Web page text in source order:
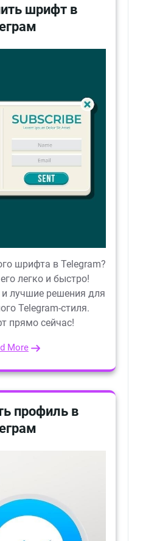
шрифт в
шрифта в Telegram?
легко и быстро!
лучшие решения для
Telegram-стиля.
прямо сейчас!
More
профиль в